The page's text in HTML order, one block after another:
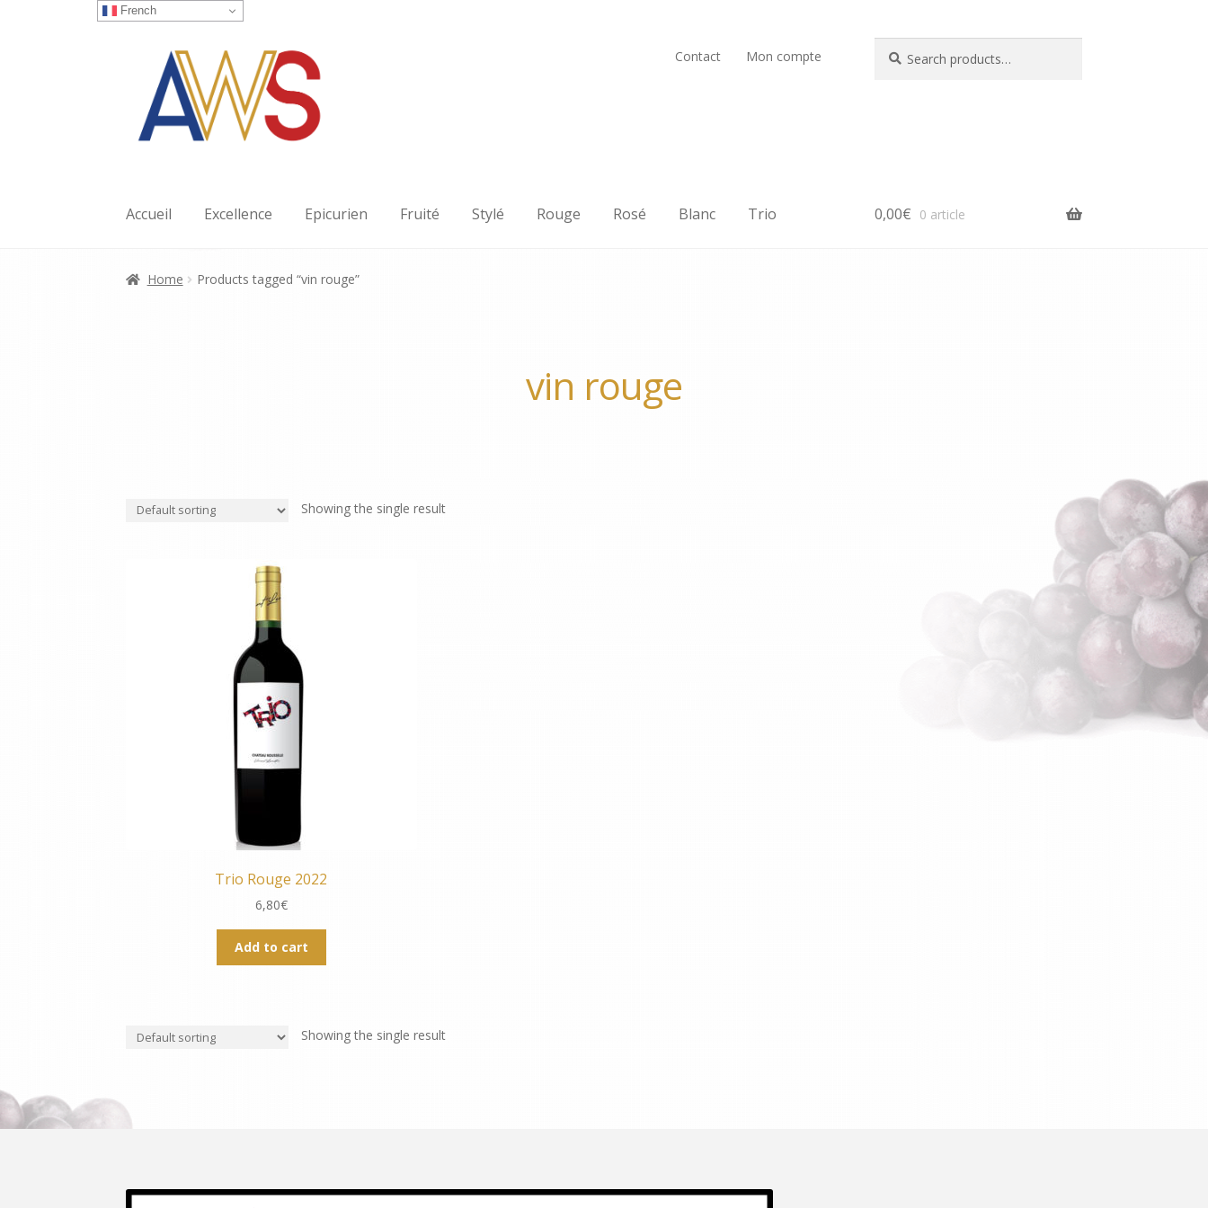
navigation
contenu
Contact Mon compte
for:
Accueil Excellence Epicurien Fruité Stylé Rouge Rosé Blanc Trio 0,00€ 0 article
Home Products tagged “vin rouge”
vin rouge
Showing the single result
Trio Rouge 2022
6,80€
Add to cart
Showing the single result
French